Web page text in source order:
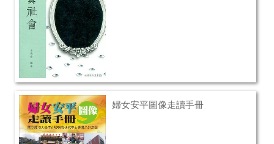
婦女安平圖像走讀手冊